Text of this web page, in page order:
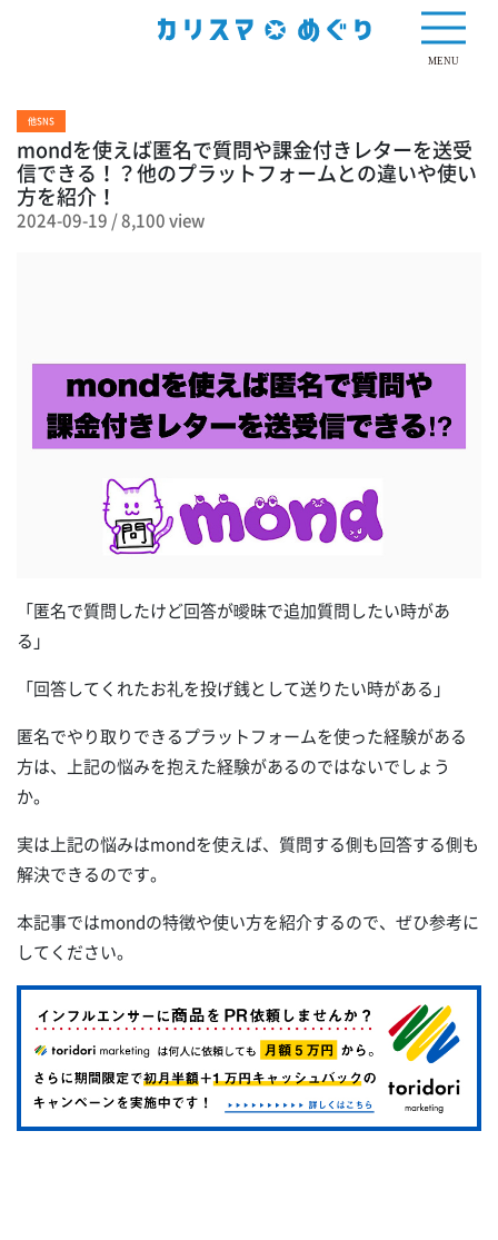
MENU
他SNS
mondを使えば匿名で質問や課金付きレターを送受
信できる！？他のプラットフォームとの違いや使い
方を紹介！
2024-09-19 /8,100 view
「匿名で質問したけど回答が曖昧で追加質問したい時があ
る」
「回答してくれたお礼を投げ銭として送りたい時がある」
匿名でやり取りできるプラットフォームを使った経験がある
方は、上記の悩みを抱えた経験があるのではないでしょう
か。
実は上記の悩みはmondを使えば、質問する側も回答する側も
解決できるのです。
本記事ではmondの特徴や使い方を紹介するので、ぜひ参考に
してください。